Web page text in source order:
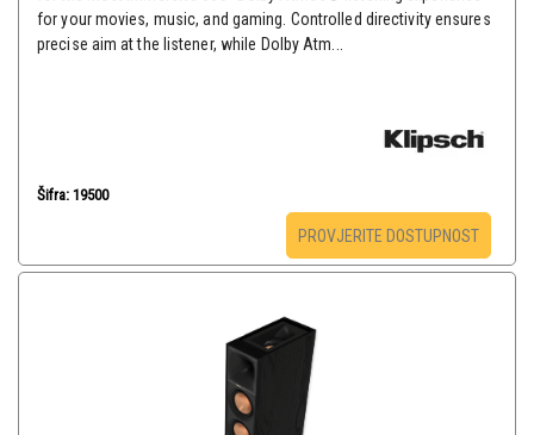
for your movies, music, and gaming. Controlled directivity ensures
precise aim at the listener, while Dolby Atm...
Šifra: 19500
PROVJERITE DOSTUPNOST